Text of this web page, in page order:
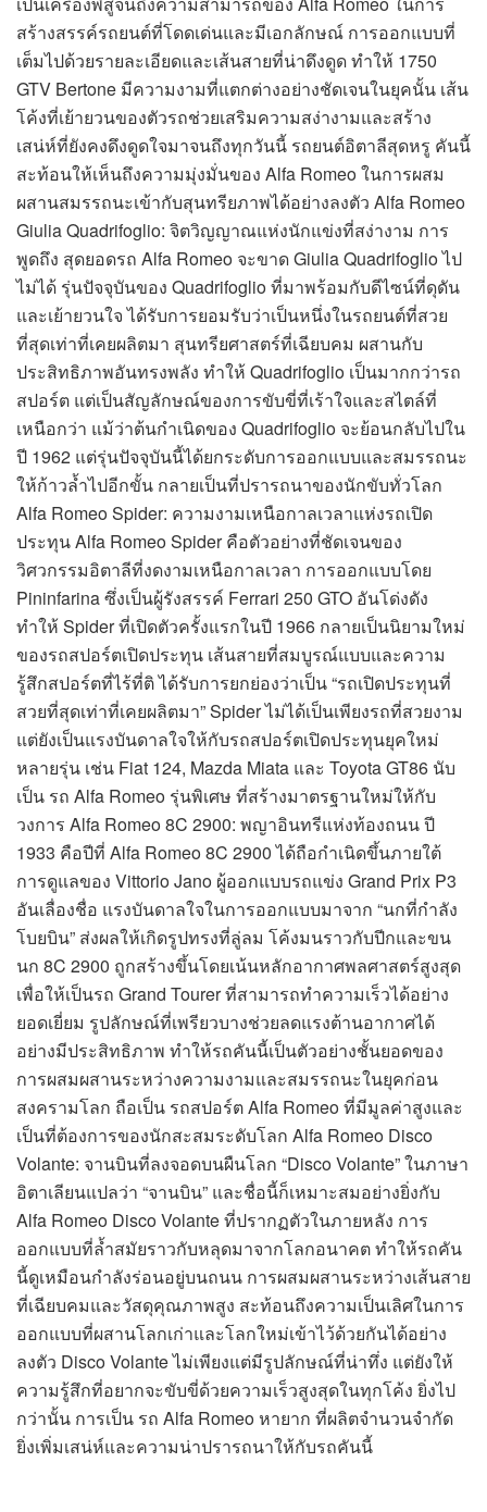
สร้างสรรค์รถยนต์ที่โดดเด่นและมีเอกลักษณ์ การออกแบบที่
เต็มไปด้วยรายละเอียดและเส้นสายที่น่าดึงดูด ทำให้ 1750
GTV Bertone มีความงามที่แตกต่างอย่างชัดเจนในยุคนั้น เส้น
โค้งที่เย้ายวนของตัวรถช่วยเสริมความสง่างามและสร้าง
เสน่ห์ที่ยังคงดึงดูดใจมาจนถึงทุกวันนี้ รถยนต์อิตาลีสุดหรู คันนี้
สะท้อนให้เห็นถึงความมุ่งมั่นของ Alfa Romeo ในการผสม
ผสานสมรรถนะเข้ากับสุนทรียภาพได้อย่างลงตัว Alfa Romeo
Giulia Quadrifoglio: จิตวิญญาณแห่งนักแข่งที่สง่างาม การ
พูดถึง สุดยอดรถ Alfa Romeo จะขาด Giulia Quadrifoglio ไป
ไม่ได้ รุ่นปัจจุบันของ Quadrifoglio ที่มาพร้อมกับดีไซน์ที่ดุดัน
และเย้ายวนใจ ได้รับการยอมรับว่าเป็นหนึ่งในรถยนต์ที่สวย
ที่สุดเท่าที่เคยผลิตมา สุนทรียศาสตร์ที่เฉียบคม ผสานกับ
ประสิทธิภาพอันทรงพลัง ทำให้ Quadrifoglio เป็นมากกว่ารถ
สปอร์ต แต่เป็นสัญลักษณ์ของการขับขี่ที่เร้าใจและสไตล์ที่
เหนือกว่า แม้ว่าต้นกำเนิดของ Quadrifoglio จะย้อนกลับไปใน
ปี 1962 แต่รุ่นปัจจุบันนี้ได้ยกระดับการออกแบบและสมรรถนะ
ให้ก้าวล้ำไปอีกขั้น กลายเป็นที่ปรารถนาของนักขับทั่วโลก
Alfa Romeo Spider: ความงามเหนือกาลเวลาแห่งรถเปิด
ประทุน Alfa Romeo Spider คือตัวอย่างที่ชัดเจนของ
วิศวกรรมอิตาลีที่งดงามเหนือกาลเวลา การออกแบบโดย
Pininfarina ซึ่งเป็นผู้รังสรรค์ Ferrari 250 GTO อันโด่งดัง
ทำให้ Spider ที่เปิดตัวครั้งแรกในปี 1966 กลายเป็นนิยามใหม่
ของรถสปอร์ตเปิดประทุน เส้นสายที่สมบูรณ์แบบและความ
รู้สึกสปอร์ตที่ไร้ที่ติ ได้รับการยกย่องว่าเป็น “รถเปิดประทุนที่
สวยที่สุดเท่าที่เคยผลิตมา” Spider ไม่ได้เป็นเพียงรถที่สวยงาม
แต่ยังเป็นแรงบันดาลใจให้กับรถสปอร์ตเปิดประทุนยุคใหม่
หลายรุ่น เช่น Fiat 124, Mazda Miata และ Toyota GT86 นับ
เป็น รถ Alfa Romeo รุ่นพิเศษ ที่สร้างมาตรฐานใหม่ให้กับ
วงการ Alfa Romeo 8C 2900: พญาอินทรีแห่งท้องถนน ปี
1933 คือปีที่ Alfa Romeo 8C 2900 ได้ถือกำเนิดขึ้นภายใต้
การดูแลของ Vittorio Jano ผู้ออกแบบรถแข่ง Grand Prix P3
อันเลื่องชื่อ แรงบันดาลใจในการออกแบบมาจาก “นกที่กำลัง
โบยบิน” ส่งผลให้เกิดรูปทรงที่ลู่ลม โค้งมนราวกับปีกและขน
นก 8C 2900 ถูกสร้างขึ้นโดยเน้นหลักอากาศพลศาสตร์สูงสุด
เพื่อให้เป็นรถ Grand Tourer ที่สามารถทำความเร็วได้อย่าง
ยอดเยี่ยม รูปลักษณ์ที่เพรียวบางช่วยลดแรงต้านอากาศได้
อย่างมีประสิทธิภาพ ทำให้รถคันนี้เป็นตัวอย่างชั้นยอดของ
การผสมผสานระหว่างความงามและสมรรถนะในยุคก่อน
สงครามโลก ถือเป็น รถสปอร์ต Alfa Romeo ที่มีมูลค่าสูงและ
เป็นที่ต้องการของนักสะสมระดับโลก Alfa Romeo Disco
Volante: จานบินที่ลงจอดบนผืนโลก “Disco Volante” ในภาษา
อิตาเลียนแปลว่า “จานบิน” และชื่อนี้ก็เหมาะสมอย่างยิ่งกับ
Alfa Romeo Disco Volante ที่ปรากฏตัวในภายหลัง การ
ออกแบบที่ล้ำสมัยราวกับหลุดมาจากโลกอนาคต ทำให้รถคัน
นี้ดูเหมือนกำลังร่อนอยู่บนถนน การผสมผสานระหว่างเส้นสาย
ที่เฉียบคมและวัสดุคุณภาพสูง สะท้อนถึงความเป็นเลิศในการ
ออกแบบที่ผสานโลกเก่าและโลกใหม่เข้าไว้ด้วยกันได้อย่าง
ลงตัว Disco Volante ไม่เพียงแต่มีรูปลักษณ์ที่น่าทึ่ง แต่ยังให้
ความรู้สึกที่อยากจะขับขี่ด้วยความเร็วสูงสุดในทุกโค้ง ยิ่งไป
กว่านั้น การเป็น รถ Alfa Romeo หายาก ที่ผลิตจำนวนจำกัด
ยิ่งเพิ่มเสน่ห์และความน่าปรารถนาให้กับรถคันนี้